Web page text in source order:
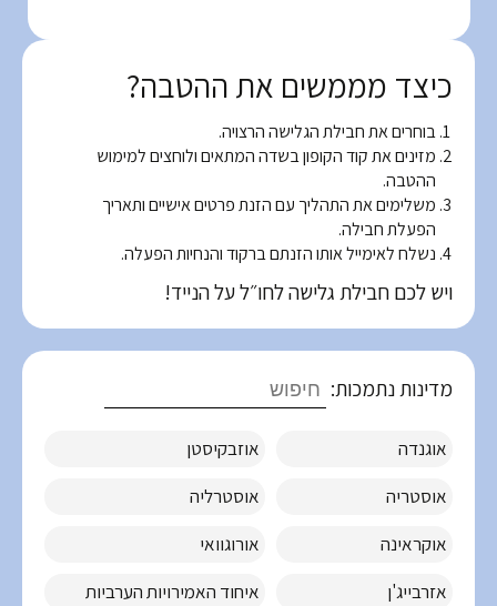
כיצד מממשים את ההטבה?
בוחרים את חבילת הגלישה הרצויה.
מזינים את קוד הקופון בשדה המתאים ולוחצים למימוש
ההטבה.
משלימים את התהליך עם הזנת פרטים אישיים ותאריך
הפעלת חבילה.
נשלח לאימייל אותו הזנתם ברקוד והנחיות הפעלה.
ויש לכם חבילת גלישה לחו״ל על הנייד!
מדינות נתמכות:
אוגנדה
אוזבקיסטן
אוסטריה
אוסטרליה
אוקראינה
אורוגוואי
אזרבייג'ן
איחוד האמירויות הערביות